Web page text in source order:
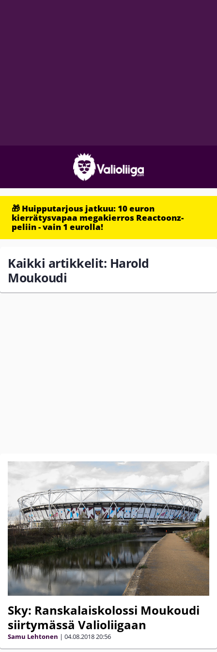
🎁 Huipputarjous jatkuu: 10 euron
kierrätysvapaa megakierros Reactoonz-
peliin - vain 1 eurolla!
Kaikki artikkelit: Harold
Moukoudi
Sky: Ranskalaiskolossi Moukoudi
siirtymässä Valioliigaan
Samu Lehtonen | 04.08.201820:56